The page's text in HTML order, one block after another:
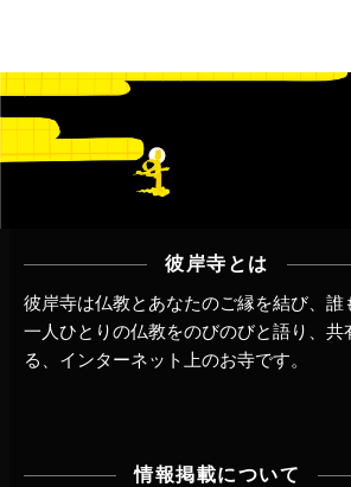
彼岸寺とは
彼岸寺は仏教とあなたのご縁を結び、誰
一人ひとりの仏教をのびのびと語り、共
る、インターネット上のお寺です。
情報掲載について